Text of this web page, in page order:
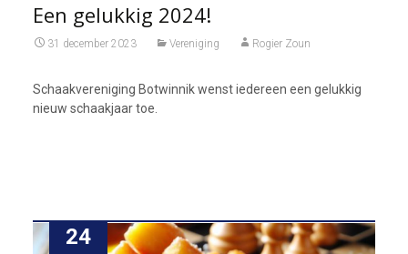
Een gelukkig 2024!
31 december 2023 Vereniging Rogier Zoun
Schaakvereniging Botwinnik wenst iedereen een gelukkig
nieuw schaakjaar toe.
24